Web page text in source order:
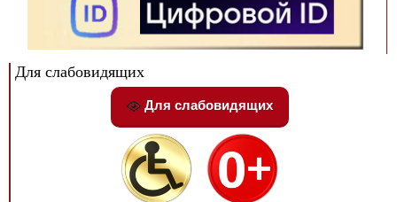
Для слабовидящих
Для слабовидящих